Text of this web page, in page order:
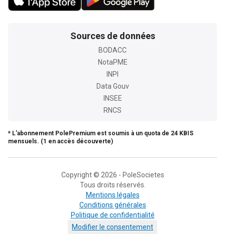
Sources de données
BODACC
NotaPME
INPI
Data Gouv
INSEE
RNCS
* L'abonnement PolePremium est soumis à un quota de 24 KBIS
mensuels. (1 en accès découverte)
Copyright © 2026 - PoleSocietes
Tous droits réservés.
Mentions légales
Conditions générales
Politique de confidentialité
Modifier le consentement